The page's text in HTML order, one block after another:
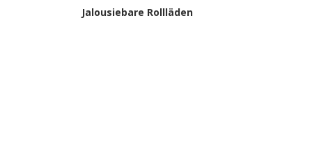
Jalousiebare Rollläden